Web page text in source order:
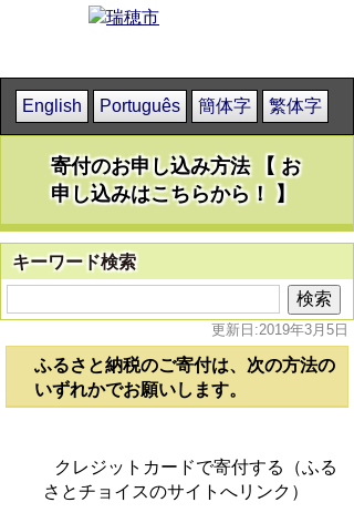
English Português 簡体字 繁体字
寄付のお申し込み方法 【 お
申し込みはこちらから！ 】
キーワード検索
更新日:2019年3月5日
ふるさと納税のご寄付は、次の方法の
いずれかでお願いします。
クレジットカードで寄付する（ふる
さとチョイスのサイトへリンク）